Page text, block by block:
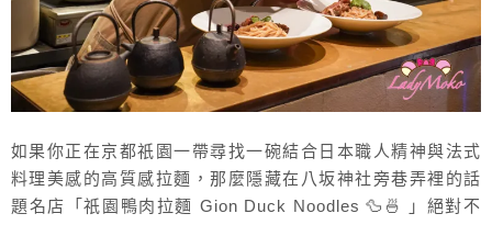
如果你正在京都祇園一帶尋找一碗結合日本職人精神與法式
料理美感的高質感拉麵，那麼隱藏在八坂神社旁巷弄裡的話
題名店「祇園鴨肉拉麵 Gion Duck Noodles 🦆🍜 」絕對不